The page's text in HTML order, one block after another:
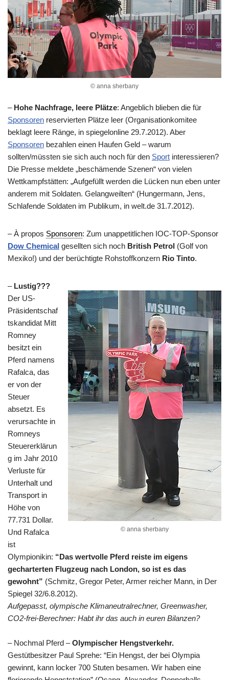
© anna sherbany
– Hohe Nachfrage, leere Plätze: Angeblich blieben die für
Sponsoren reservierten Plätze leer (Organisationkomitee
beklagt leere Ränge, in spiegelonline 29.7.2012). Aber
Sponsoren bezahlen einen Haufen Geld – warum
sollten/müssten sie sich auch noch für den Sport interessieren?
Die Presse meldete „beschämende Szenen“ von vielen
Wettkampfstätten: „Aufgefüllt werden die Lücken nun eben unter
anderem mit Soldaten. Gelangweilten“ (Hungermann, Jens,
Schlafende Soldaten im Publikum, in welt.de 31.7.2012).
– À propos Sponsoren: Zum unappetitlichen IOC-TOP-Sponsor
Dow Chemical gesellten sich noch British Petrol (Golf von
Mexiko!) und der berüchtigte Rohstoffkonzern Rio Tinto.
© anna sherbany
– Lustig???
Der US-
Präsidentschaf
tskandidat Mitt
Romney
besitzt ein
Pferd namens
Rafalca, das
er von der
Steuer
absetzt. Es
verursachte in
Romneys
Steuererklärun
g im Jahr 2010
Verluste für
Unterhalt und
Transport in
Höhe von
77.731 Dollar.
Und Rafalca
ist
Olympionikin: “Das wertvolle Pferd reiste im eigens
gecharterten Flugzeug nach London, so ist es das
gewohnt” (Schmitz, Gregor Peter, Armer reicher Mann, in Der
Spiegel 32/6.8.2012).
Aufgepasst, olympische Klimaneutralrechner, Greenwasher,
CO2-frei-Berechner: Habt ihr das auch in euren Bilanzen?
– Nochmal Pferd –Olympischer Hengstverkehr.
Gestütbesitzer Paul Sprehe: “Ein Hengst, der bei Olympia
gewinnt, kann locker 700 Stuten besamen. Wir haben eine